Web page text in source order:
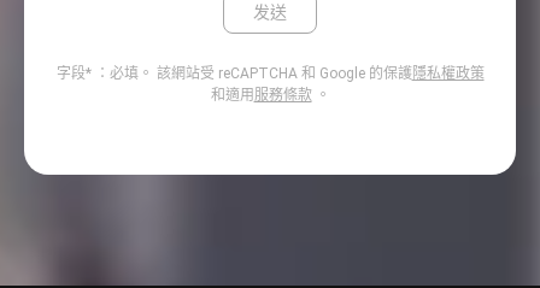
发送
字段* ：必填。 該網站受 reCAPTCHA 和 Google 的保護 隱私權政策
和適用服務條款 。